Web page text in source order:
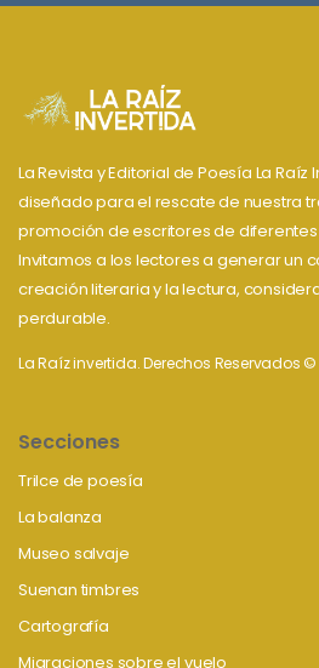
La Revista y Editorial de Poesía La
diseñado para el rescate de nuestra
promoción de escritores de
Invitamos a los lectores a generar un
creación literaria y la lectura,
perdurable.
La Raíz invertida. Derechos Reservados ©
Secciones
Trilce de poesía
La balanza
Museo salvaje
Suenan timbres
Cartografía
Migraciones sobre el vuelo